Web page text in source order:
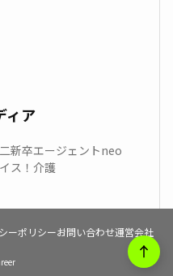
ィア
新卒エージェントneo
ス！介護
ーポリシーお問い合わせ運営会社